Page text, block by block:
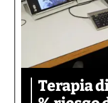
Terapia